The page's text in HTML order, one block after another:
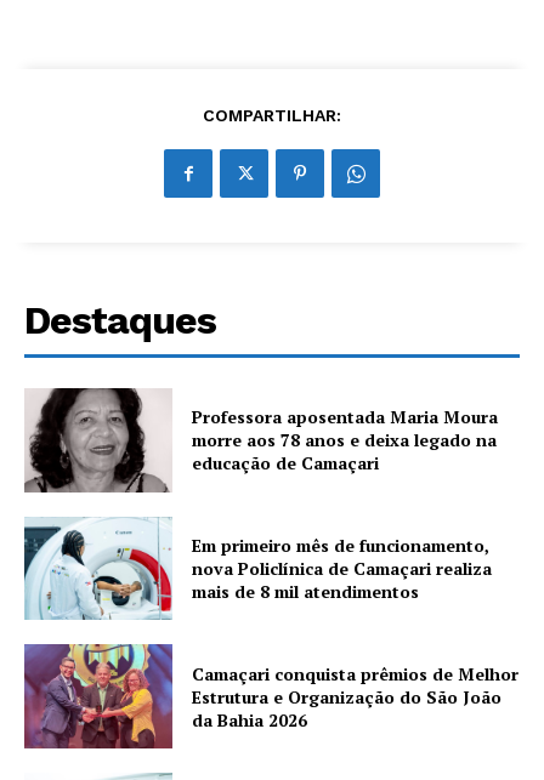
COMPARTILHAR:
Destaques
Professora aposentada Maria Moura
morre aos 78 anos e deixa legado na
educação de Camaçari
Em primeiro mês de funcionamento,
nova Policlínica de Camaçari realiza
mais de 8 mil atendimentos
Camaçari conquista prêmios de Melhor
Estrutura e Organização do São João
da Bahia 2026